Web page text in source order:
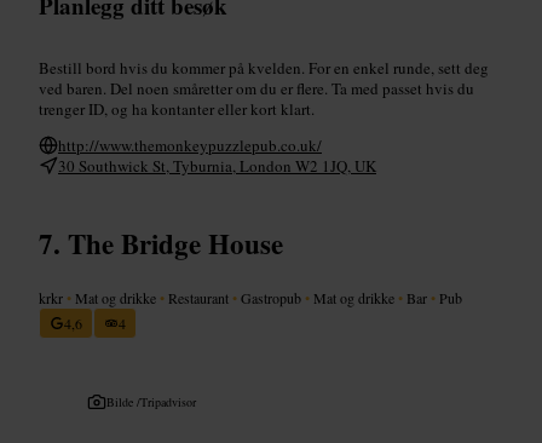
Bestill bord hvis du kommer på kvelden. For en enkel runde, sett deg
ved baren. Del noen småretter om du er flere. Ta med passet hvis du
trenger ID, og ha kontanter eller kort klart.
http://www.themonkeypuzzlepub.co.uk/
30 Southwick St, Tyburnia, London W2 1JQ, UK
The Bridge House
krkr • Mat og drikke • Restaurant •Gastropub • Mat og drikke • Bar • Pub
4,6
4
Bilde /Tripadvisor